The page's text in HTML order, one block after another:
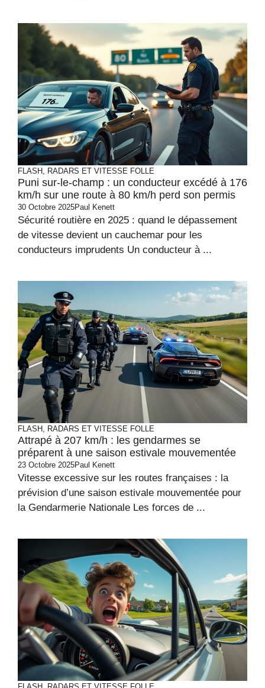
FLASH, RADARS ET VITESSE FOLLE
Puni sur-le-champ : un conducteur excédé à 176
km/h sur une route à 80 km/h perd son permis
30 Octobre 2025Paul Kenett
Sécurité routière en 2025 : quand le dépassement
de vitesse devient un cauchemar pour les
conducteurs imprudents Un conducteur à ...
FLASH, RADARS ET VITESSE FOLLE
Attrapé à 207 km/h : les gendarmes se
préparent à une saison estivale mouvementée
23 Octobre 2025Paul Kenett
Vitesse excessive sur les routes françaises : la
prévision d’une saison estivale mouvementée pour
la Gendarmerie Nationale Les forces de ...